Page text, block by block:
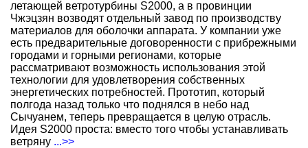
летающей ветротурбины S2000, а в провинции
Чжэцзян возводят отдельный завод по производству
материалов для оболочки аппарата. У компании уже
есть предварительные договоренности с прибрежными
городами и горными регионами, которые
рассматривают возможность использования этой
технологии для удовлетворения собственных
энергетических потребностей. Прототип, который
полгода назад только что поднялся в небо над
Сычуанем, теперь превращается в целую отрасль.
Идея S2000 проста: вместо того чтобы устанавливать
ветряну ...>>